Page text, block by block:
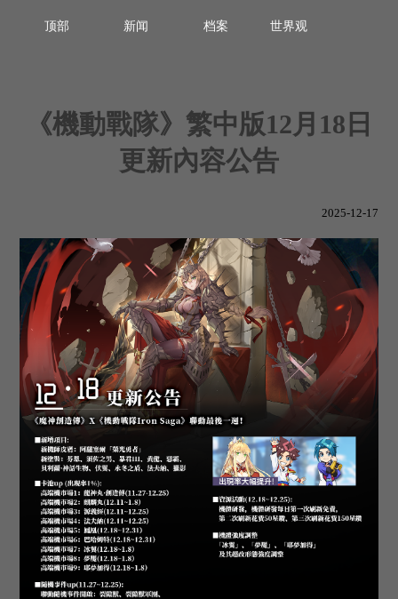
顶部 新闻 档案 世界观
《機動戰隊》繁中版12月18日
更新內容公告
2025-12-17